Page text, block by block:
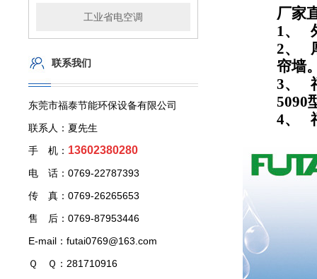
工业省电空调
联系我们
东莞市福泰节能环保设备有限公司
联系人：夏先生
手 机： 13602380280
电 话：0769-22787393
传 真：0769-26265653
售 后：0769-87953446
E-mail：futai0769@163.com
Ｑ Ｑ：281710916
厂家
1、
2、
帘墙
3、
5090
4、